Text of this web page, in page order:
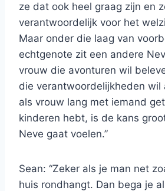
ze dat ook heel graag zijn en
verantwoordelijk voor het
Maar onder die laag van
echtgenote zit een andere
vrouw die avonturen wil
die verantwoordelijkheden wil
als vrouw lang met iemand
kinderen hebt, is de kans
Neve gaat voelen.”
Sean: “Zeker als je man net
huis rondhangt. Dan bega je